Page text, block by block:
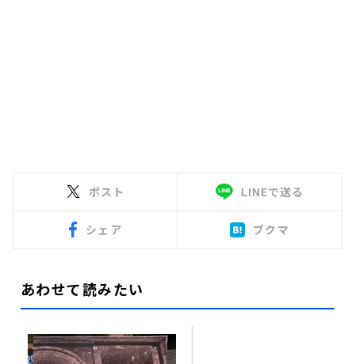
ポスト LINEで送る
シェア ブクマ
あわせて読みたい